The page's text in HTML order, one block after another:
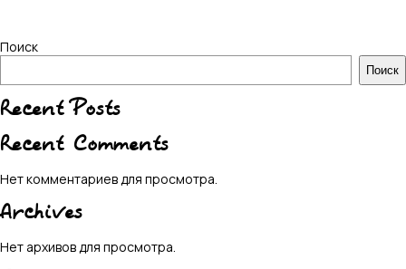
Поиск
Поиск
Recent Posts
Recent Comments
Нет комментариев для просмотра.
Archives
Нет архивов для просмотра.